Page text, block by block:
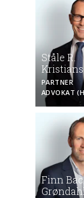
Ståle R.
PARTNER
ADVOKAT
Finn
Grøndahl